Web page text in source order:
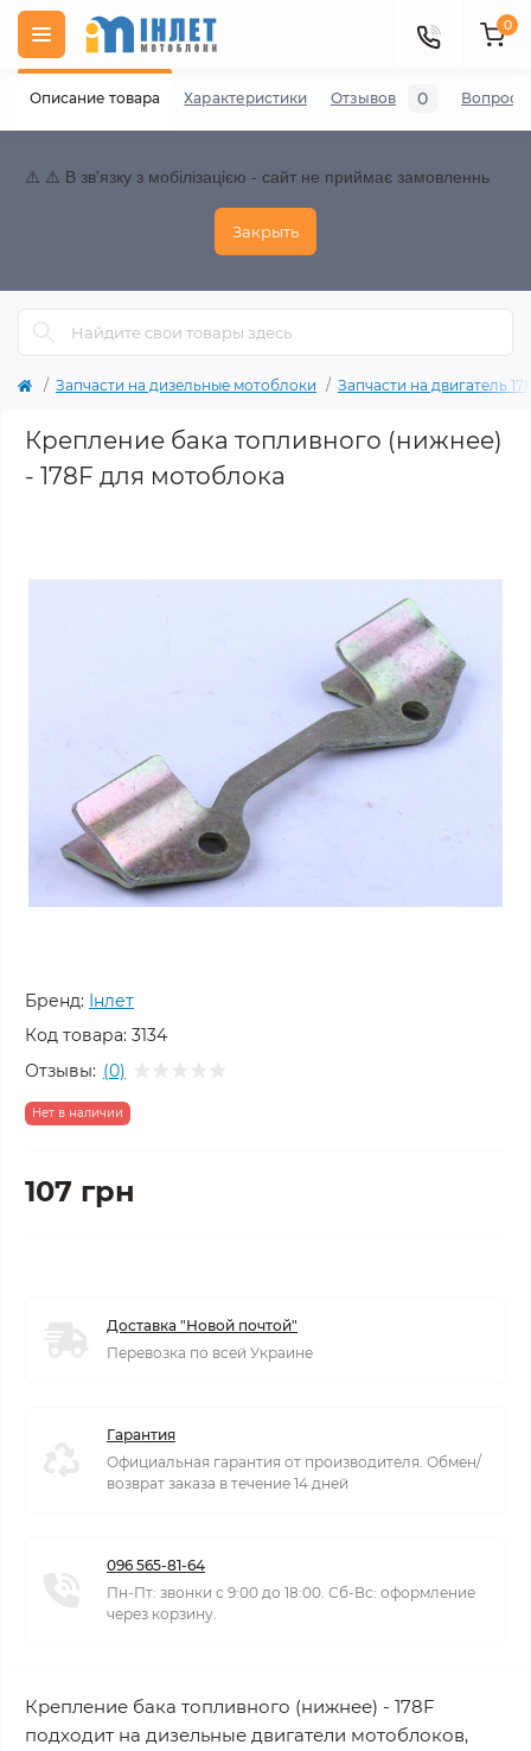
⚠️ ⚠️ В зв'язку з мобілізацією - сайт не приймає замовленнь
Закрыть
0
Запчасти на дизельные мотоблоки Запчасти на двигатель
Крепление бака топливного (нижнее)
- 178F для мотоблока
Бренд: Інлет
Код товара: 3134
Отзывы: (0)
Нет в наличии
107 грн
Доставка "Новой почтой"
Перевозка по всей Украине
Гарантия
Официальная гарантия от производителя. Обмен/
возврат заказа в течение 14 дней
096 565-81-64
Пн-Пт: звонки с 9:00 до 18:00. Сб-Вс: оформление
через корзину.
Описание товара Характеристики Отзывов 0 Вопросы
Крепление бака топливного (нижнее) - 178F
подходит на дизельные двигатели мотоблоков,